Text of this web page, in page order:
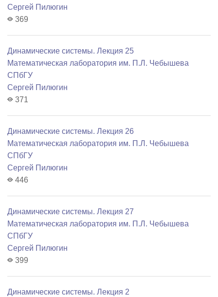
Сергей Пилюгин
369
Динамические системы. Лекция 25
Математичеcкая лаборатория им. П.Л. Чебышева
СПбГУ
Сергей Пилюгин
371
Динамические системы. Лекция 26
Математичеcкая лаборатория им. П.Л. Чебышева
СПбГУ
Сергей Пилюгин
446
Динамические системы. Лекция 27
Математичеcкая лаборатория им. П.Л. Чебышева
СПбГУ
Сергей Пилюгин
399
Динамические системы. Лекция 2